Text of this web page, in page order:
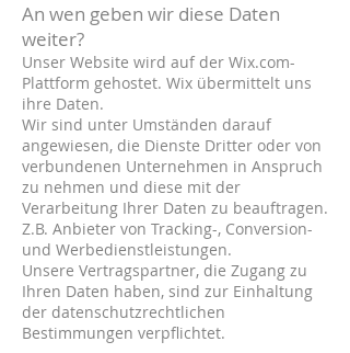
An wen geben wir diese Daten
weiter?
Unser Website wird auf der Wix.com-
Plattform gehostet. Wix übermittelt uns
ihre Daten.
Wir sind unter Umständen darauf
angewiesen, die Dienste Dritter oder von
verbundenen Unternehmen in Anspruch
zu nehmen und diese mit der
Verarbeitung Ihrer Daten zu beauftragen.
Z.B. Anbieter von Tracking-, Conversion-
und Werbedienstleistungen.
Unsere Vertragspartner, die Zugang zu
Ihren Daten haben, sind zur Einhaltung
der datenschutzrechtlichen
Bestimmungen verpflichtet.